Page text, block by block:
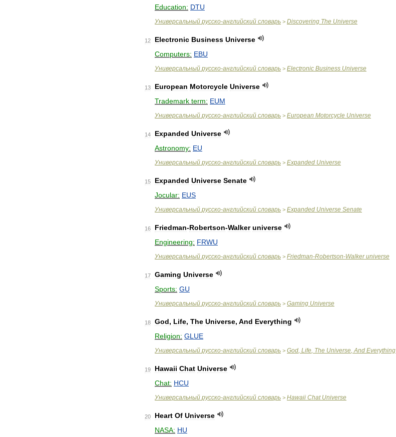
Education: DTU
Универсальный русско-английский словарь > Discovering The Universe
12 Electronic Business Universe
Computers: EBU
Универсальный русско-английский словарь > Electronic Business Universe
13 European Motorcycle Universe
Trademark term: EUM
Универсальный русско-английский словарь > European Motorcycle Universe
14 Expanded Universe
Astronomy: EU
Универсальный русско-английский словарь > Expanded Universe
15 Expanded Universe Senate
Jocular: EUS
Универсальный русско-английский словарь > Expanded Universe Senate
16 Friedman-Robertson-Walker universe
Engineering: FRWU
Универсальный русско-английский словарь > Friedman-Robertson-Walker universe
17 Gaming Universe
Sports: GU
Универсальный русско-английский словарь > Gaming Universe
18 God, Life, The Universe, And Everything
Religion: GLUE
Универсальный русско-английский словарь > God, Life, The Universe,And Everything
19 Hawaii Chat Universe
Chat: HCU
Универсальный русско-английский словарь > Hawaii Chat Universe
20 Heart Of Universe
NASA: HU